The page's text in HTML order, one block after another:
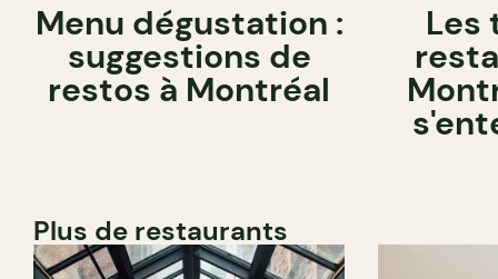
Menu dégustation :
suggestions de
restos à Montréal
Les
Plus de restaurants